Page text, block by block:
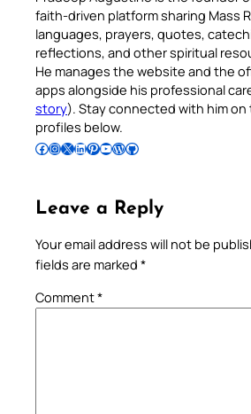
faith-driven platform sharing Mass
languages, prayers, quotes,
reflections, and other spiritual
He manages the website and the
apps alongside his professional
story). Stay connected with him on
profiles below.
Follow Pradeep on Facebook Follow Pradeep on InstagramFollow Pradeep on X Follow Pradeep on LinkedIn Follow Pradeep on Pinterest Subscribe to Pradeep’s Youtube Channel Follow Pradeep on WordPress Follow Pradeep on GitHub
Leave a Reply
Your email address will not be
fields are marked *
Comment*